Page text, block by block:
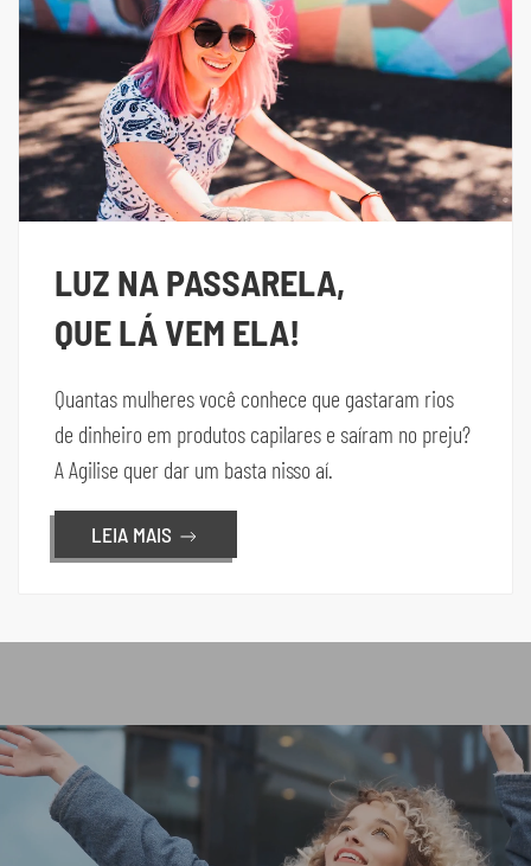
LUZ NA PASSARELA,
QUE LÁ VEM ELA!
Quantas mulheres você conhece que gastaram rios
de dinheiro em produtos capilares e saíram no preju?
A Agilise quer dar um basta nisso aí.
LEIA MAIS